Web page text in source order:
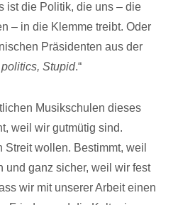
ist die Politik, die uns – die
– in die Klemme treibt. Oder
Präsidenten aus der
politics, Stupid.“
Musikschulen dieses
weil wir gutmütig sind.
wollen. Bestimmt, weil
und ganz sicher, weil wir fest
wir mit unserer Arbeit einen